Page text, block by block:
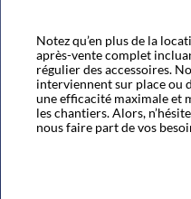
Notez qu’en plus de la
après-vente complet
régulier des accessoires.
interviennent sur place ou
une efficacité maximale et
les chantiers. Alors,
nous faire part de vos